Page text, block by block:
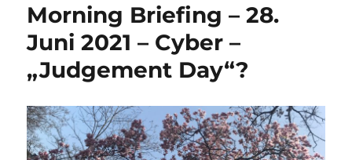
Morning Briefing – 28.
Juni 2021 – Cyber –
„Judgement Day“?